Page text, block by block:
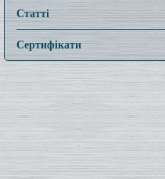
Статті
Сертифікати